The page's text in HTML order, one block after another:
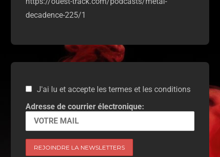
decadence-225/1
J'ai lu et accepte les termes et les conditions
Adresse de courrier électronique: